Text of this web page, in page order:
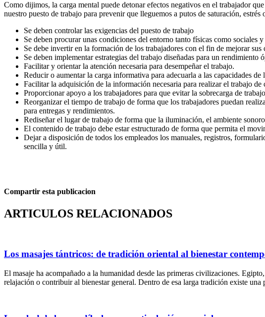
Como dijimos, la carga mental puede detonar efectos negativos en el trabajador
nuestro puesto de trabajo para prevenir que lleguemos a putos de saturación,
Se deben controlar las exigencias del puesto de trabajo
Se deben procurar unas condiciones del entorno tanto físicas como sociales
Se debe invertir en la formación de los trabajadores con el fin de mejorar sus
Se deben implementar estrategias del trabajo diseñadas para un rendimiento
Facilitar y orientar la atención necesaria para desempeñar el trabajo.
Reducir o aumentar la carga informativa para adecuarla a las capacidades de
Facilitar la adquisición de la información necesaria para realizar el trabajo de
Proporcionar apoyo a los trabajadores para que evitar la sobrecarga de
Reorganizar el tiempo de trabajo de forma que los trabajadores puedan
para entregas y rendimientos.
Rediseñar el lugar de trabajo de forma que la iluminación, el ambiente
El contenido de trabajo debe estar estructurado de forma que permita el
Dejar a disposición de todos los empleados los manuales, registros,
sencilla y útil.
Compartir esta publicacion
ARTICULOS RELACIONADOS
Los masajes tántricos: de tradición oriental al bienestar
El masaje ha acompañado a la humanidad desde las primeras civilizaciones.
relajación o contribuir al bienestar general. Dentro de esa larga tradición existe una